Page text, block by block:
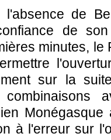
de
de
minutes, le
sur la
à l'erreur sur